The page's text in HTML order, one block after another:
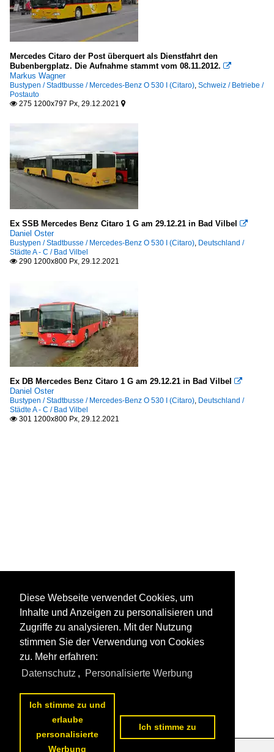
Mercedes Citaro der Post überquert als Dienstfahrt den
Bubenbergplatz. Die Aufnahme stammt vom 08.11.2012. 
Markus Wagner
Bustypen / Stadtbusse / Mercedes-Benz O 530 I (Citaro), Schweiz / Betriebe /
Postauto
 275 1200x797 Px, 29.12.2021 
Ex SSB Mercedes Benz Citaro 1 G am 29.12.21 in Bad Vilbel 
Daniel Oster
Bustypen / Stadtbusse / Mercedes-Benz O 530 I (Citaro), Deutschland /
Städte A - C / Bad Vilbel
 290 1200x800 Px, 29.12.2021
Ex DB Mercedes Benz Citaro 1 G am 29.12.21 in Bad Vilbel 
Daniel Oster
Bustypen / Stadtbusse / Mercedes-Benz O 530 I (Citaro), Deutschland /
Städte A - C / Bad Vilbel
 301 1200x800 Px, 29.12.2021
Diese Webseite verwendet Cookies, um
Inhalte und Anzeigen zu personalisieren und
Zugriffe zu analysieren. Mit der Nutzung
stimmen Sie der Verwendung von Cookies
zu. Mehr erfahren:
Datenschutz , Personalisierte Werbung
Ich stimme zu und
erlaube
personalisierte
Werbung
Ich stimme zu